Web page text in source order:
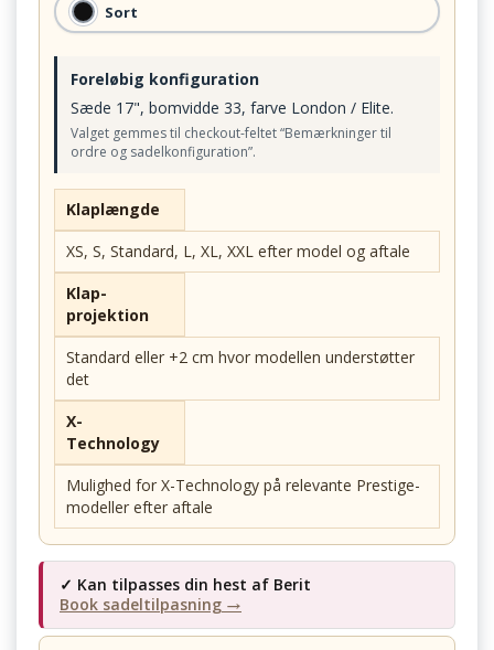
Sort
Foreløbig konfiguration
Sæde 17", bomvidde 33, farve London / Elite.
Valget gemmes til checkout-feltet “Bemærkninger til
ordre og sadelkonfiguration”.
Klaplængde
XS, S, Standard, L, XL, XXL efter model og aftale
Klap-
projektion
Standard eller +2 cm hvor modellen understøtter
det
X-
Technology
Mulighed for X-Technology på relevante Prestige-
modeller efter aftale
✓ Kan tilpasses din hest af Berit
Book sadeltilpasning →